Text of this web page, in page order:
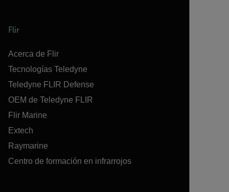
Flir
Acerca de Flir
Tecnologías Teledyne
Teledyne FLIR Defense
OEM de Teledyne FLIR
Flir Marine
Extech
Raymarine
Centro de formación en infrarrojos